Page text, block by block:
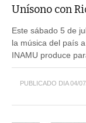
Unísono con
Este sábado 5 de
la música del país
INAMU produce
PUBLICADO DIA 04/